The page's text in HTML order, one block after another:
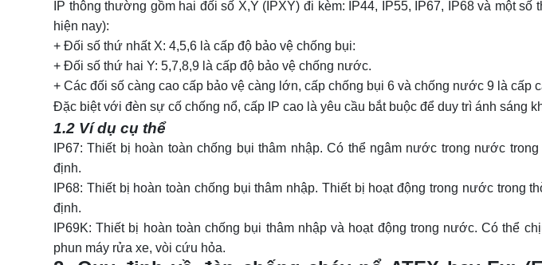
5. Các quy định về đèn chống cháy nổ tại Việt Nam
6. Tiêu chuẩn phòng nổ Exd II BT4
7. Quy định lắp đèn chống cháy nổ trong kho
8. Đèn chống cháy nổ và ứng dụng
IP thông thường gồm hai đối số X,Y (IPXY) đi kèm: IP44, IP55, IP67, IP68 và một số
hiện nay):
+ Đối số thứ nhất X: 4,5,6 là cấp độ bảo vệ chống bụi:
+ Đối số thứ hai Y: 5,7,8,9 là cấp độ bảo vệ chống nước.
+ Các đối số càng cao cấp bảo vệ càng lớn, cấp chống bụi 6 và chống nước 9 là cấp
Đặc biệt với đèn sự cố chống nổ, cấp IP cao là yêu cầu bắt buộc để duy trì ánh sáng
1.2 Ví dụ cụ thể
IP67: Thiết bị hoàn toàn chống bụi thâm nhập. Có thể ngâm nước trong nước
định.
IP68: Thiết bị hoàn toàn chống bụi thâm nhập. Thiết bị hoạt động trong nước trong
định.
IP69K: Thiết bị hoàn toàn chống bụi thâm nhập và hoạt động trong nước. Có thể
phun máy rửa xe, vòi cứu hỏa.